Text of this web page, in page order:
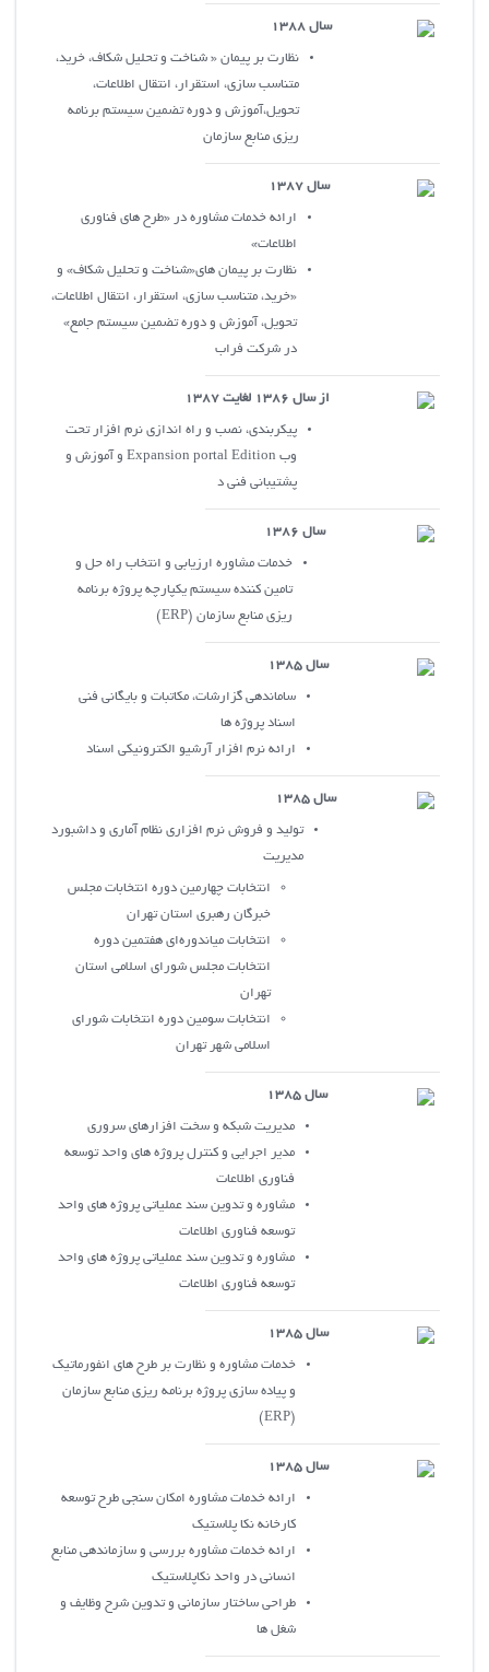
سال 1388
نظارت بر پيمان « شناخت و تحليل شکاف، خريد،
متناسب سازي، استقرار، انتقال اطلاعات،
تحويل،آموزش و دوره تضمين سيستم برنامه
ريزي منابع سازمان
سال 1387
ارائه خدمات مشاوره در «طرح هاي فناوري
اطلاعات»
نظارت بر پيمان هاي«شناخت و تحليل شکاف» و
«خريد، متناسب سازي، استقرار، انتقال اطلاعات،
تحويل، آموزش و دوره تضمين سيستم جامع»
در شرکت فراب
از سال 1386 لغايت 1387
پيکربندي، نصب و راه اندازي نرم افزار تحت
وب Expansion portal Edition و آموزش و
پشتيباني فني د
سال 1386
خدمات مشاوره ارزيابي و انتخاب راه حل و
تامين کننده سيستم يکپارچه پروژه برنامه
ريزي منابع سازمان (ERP)
سال 1385
ساماندهي گزارشات، مکاتبات و بايگاني فني
اسناد پروژه ها
ارائه نرم افزار آرشيو الکترونيکي اسناد
سال 1385
توليد و فروش نرم افزاري نظام آماري و داشبورد
مديريت
انتخابات چهارمين دوره انتخابات مجلس
خبرگان رهبري استان تهران
انتخابات مياندوره‌اي هفتمين دوره
انتخابات مجلس شوراي اسلامي استان
تهران
انتخابات سومين دوره انتخابات شوراي
اسلامي شهر تهران
سال 1385
مديريت شبکه و سخت افزارهاي سروري
مدير اجرايي و کنترل پروژه هاي واحد توسعه
فناوري اطلاعات
مشاوره و تدوين سند عملياتي پروژه هاي واحد
توسعه فناوري اطلاعات
مشاوره و تدوين سند عملياتي پروژه هاي واحد
توسعه فناوري اطلاعات
سال 1385
خدمات مشاوره و نظارت بر طرح هاي انفورماتيک
و پياده سازي پروژه برنامه ريزي منابع سازمان
(ERP)
سال 1385
ارائه خدمات مشاوره امکان سنجي طرح توسعه
کارخانه نکا پلاستيک
ارائه خدمات مشاوره بررسي و سازماندهي منابع
انساني در واحد نکاپلاستيک
طراحي ساختار سازماني و تدوين شرح وظايف و
شغل ها